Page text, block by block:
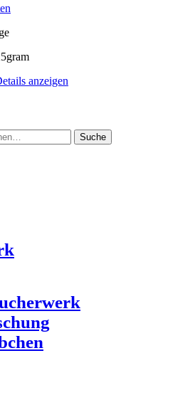
gram
anzeigen
Suche